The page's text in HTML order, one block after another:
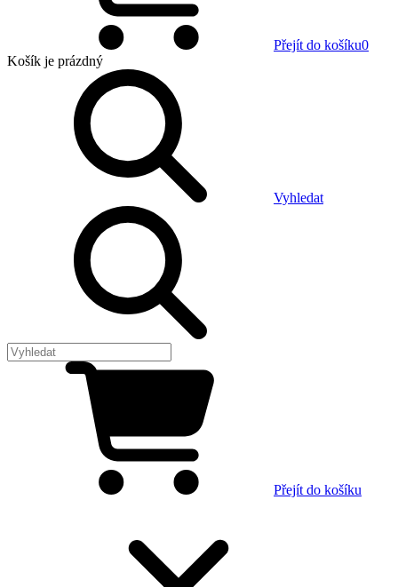
Přejít do košíku0
Košík je prázdný
Vyhledat
Přejít do košíku